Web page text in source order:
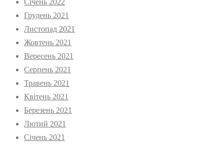
Грудень 2021
Листопад 2021
Жовтень 2021
Вересень 2021
Серпень 2021
Травень 2021
Квітень 2021
Березень 2021
Лютий 2021
Січень 2021